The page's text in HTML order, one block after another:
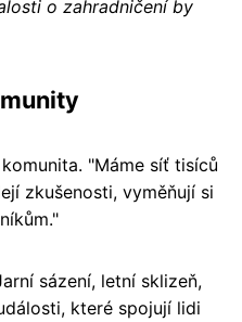
o zahradničení by
"Máme síť tisíců
zkušenosti, vyměňují si
sázení, letní sklizeň,
které spojují lidi